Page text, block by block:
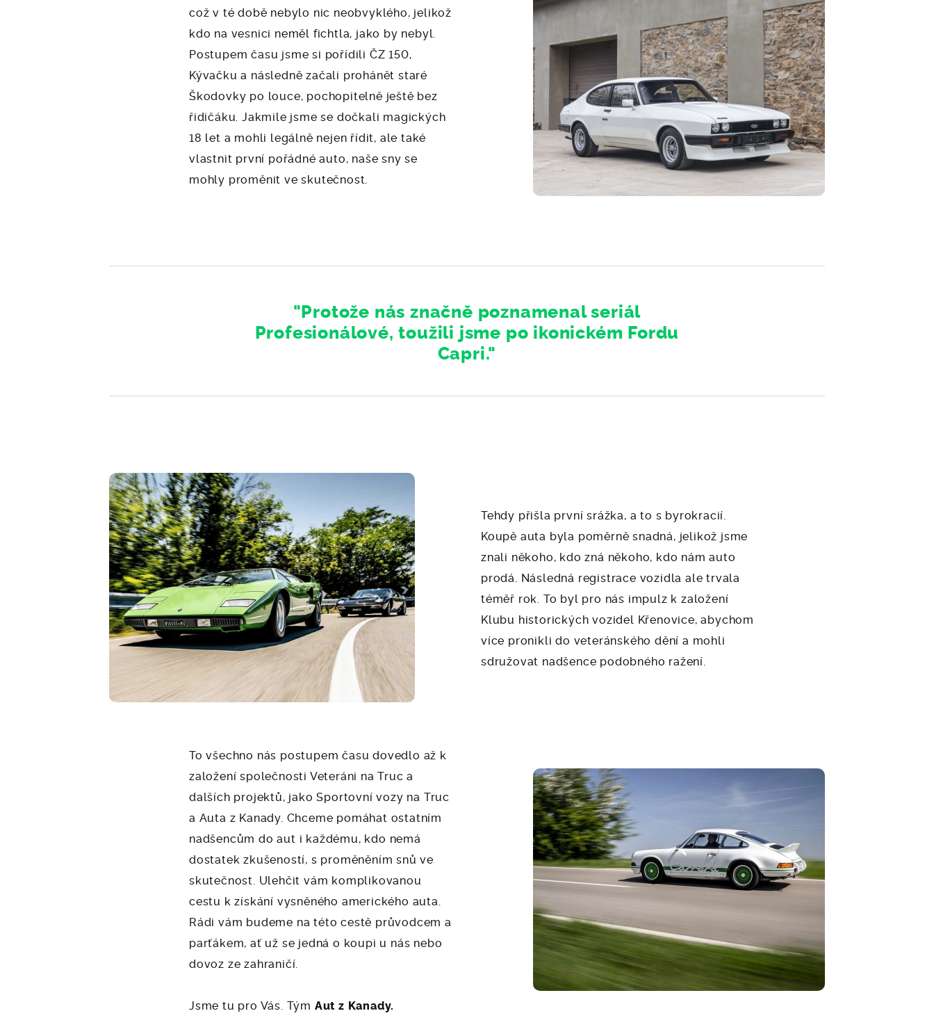
což v té době nebylo nic neobvyklého, jelikož
kdo na vesnici neměl fichtla, jako by nebyl.
Postupem času jsme si pořídili ČZ 150,
Kývačku a následně začali prohánět staré
Škodovky po louce, pochopitelně ještě bez
řidičáku. Jakmile jsme se dočkali magických
18 let a mohli legálně nejen řídit, ale také
vlastnit první pořádné auto, naše sny se
mohly proměnit ve skutečnost.
"Protože nás značně poznamenal seriál
Profesionálové, toužili jsme po ikonickém Fordu
Capri."
Tehdy přišla první srážka, a to s byrokracií.
Koupě auta byla poměrně snadná, jelikož jsme
znali někoho, kdo zná někoho, kdo nám auto
prodá. Následná registrace vozidla ale trvala
téměř rok. To byl pro nás impulz k založení
Klubu historických vozidel Křenovice, abychom
více pronikli do veteránského dění a mohli
sdružovat nadšence podobného ražení.
To všechno nás postupem času dovedlo až k
založení společnosti Veteráni na Truc a
dalších projektů, jako Sportovní vozy na Truc
a Auta z Kanady. Chceme pomáhat ostatním
nadšencům do aut i každému, kdo nemá
dostatek zkušeností, s proměněním snů ve
skutečnost. Ulehčit vám komplikovanou
cestu k získání vysněného amerického auta.
Rádi vám budeme na této cestě průvodcem a
parťákem, ať už se jedná o koupi u nás nebo
dovoz ze zahraničí.
Jsme tu pro Vás. Tým Aut z Kanady.